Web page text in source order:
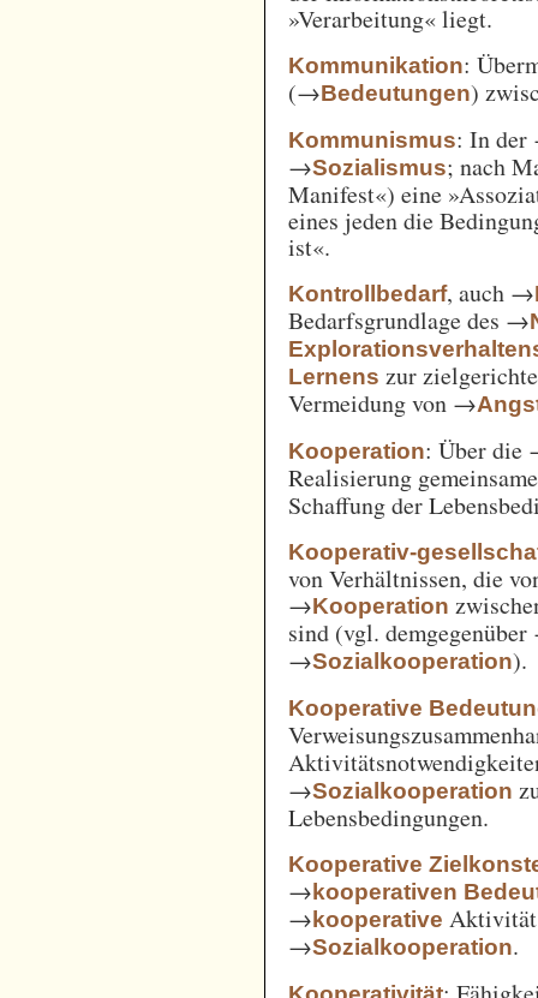
»Verarbeitung« liegt.
Kommunikation:
(→Bedeutungen)
Kommunismus: In
→Sozialismus; nach
Manifest«) eine
eines jeden die
ist«.
Kontrollbedarf, auch →
Bedarfsgrundlage des →
Lernens zur
Vermeidung von →
Kooperation: Über
Realisierung
Schaffung der
Kooperativ-
von Verhältnissen, die
→Kooperation
sind (vgl.
→Sozialkooperation).
Kooperative
→Sozialkooperation
Lebensbedingungen.
Kooperative
→kooperativen
→kooperative
→Sozialkooperation.